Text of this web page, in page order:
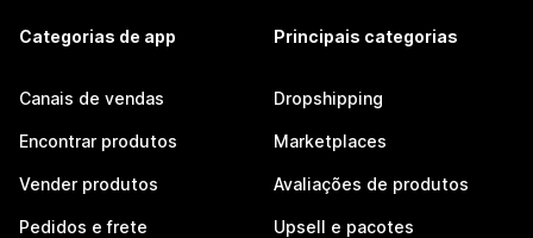
Categorias de app
Canais de vendas
Encontrar produtos
Vender produtos
Pedidos e frete
Principais categorias
Dropshipping
Marketplaces
Avaliações de produtos
Upsell e pacotes